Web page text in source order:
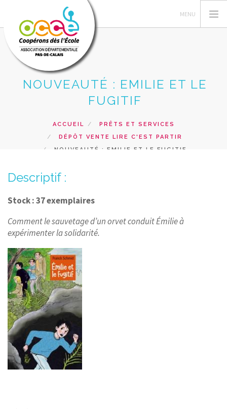
L'OCCE 62
GERER SA COOPERATIVE
NOS ACTIONS PEDAGOGIQUES
RESSOURCES ET SERVICES
RECHERCHER
CONTACT
NOUVEAUTÉ : EMILIE ET LE
FUGITIF
ACCUEIL
PRÊTS ET SERVICES
DÉPÔT VENTE LIRE C'EST PARTIR
NOUVEAUTÉ : EMILIE ET LE FUGITIF
Descriptif :
Stock : 37 exemplaires
Comment le sauvetage d’un orvet conduit Émilie à
expérimenter la solidarité.